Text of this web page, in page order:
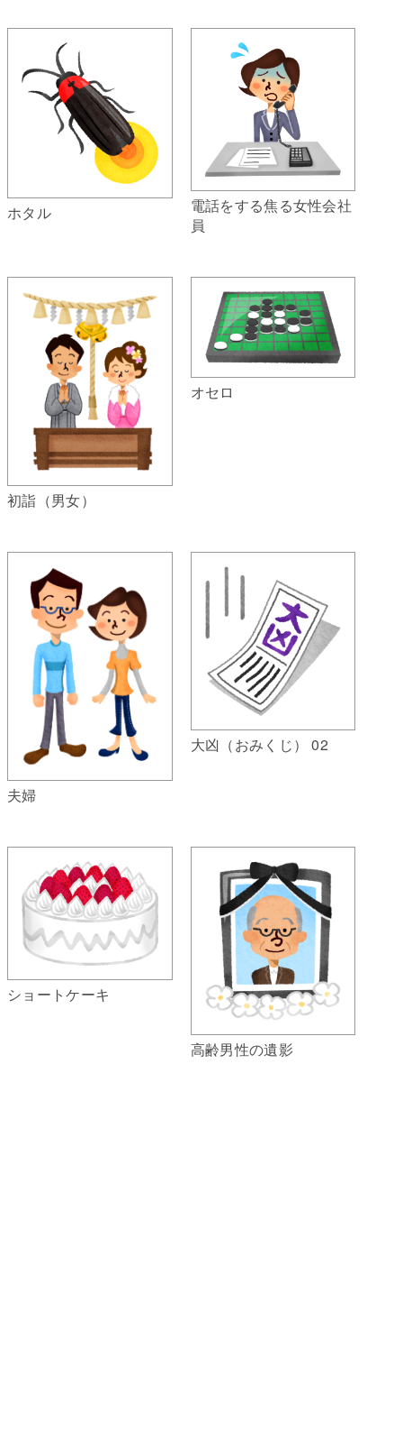
ホタル
電話をする焦る女性会社
員
初詣（男女）
オセロ
夫婦
大凶（おみくじ） 02
ショートケーキ
高齢男性の遺影